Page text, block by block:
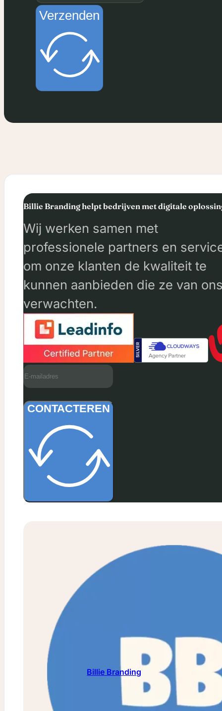
Verzenden
Billie Branding helpt bedrijven met digitale
Wij werken samen met
professionele partners en
om onze klanten de kwaliteit te
kunnen aanbieden die ze van
verwachten.
CONTACTEREN
Billie Branding